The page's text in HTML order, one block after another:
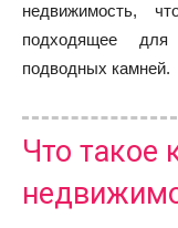
недвижимость,
подходящее
подводных камней.
Что такое